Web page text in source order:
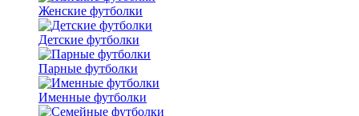
Женские футболки
Детские футболки
Парные футболки
Именные футболки